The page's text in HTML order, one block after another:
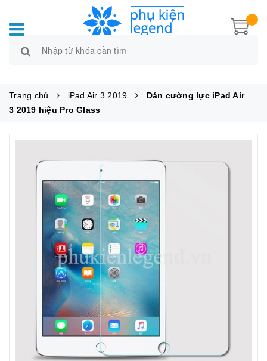
Trang chủ iPad Air 3 2019
Dán cường lực iPad Air
3 2019 hiệu Pro Glass